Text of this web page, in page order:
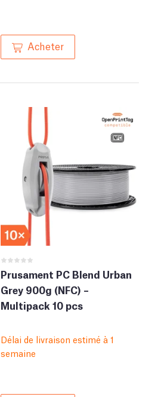
Acheter
Prusament PC Blend Urban
Grey 900g (NFC) –
Multipack 10 pcs
Délai de livraison estimé à 1
semaine